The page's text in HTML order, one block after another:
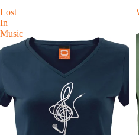
Lost
In
Music